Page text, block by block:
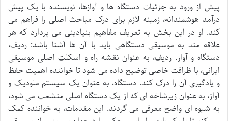
پیش از ورود به جزئیات دستگاه ها و آوازها، نویسنده با یک پیش
درآمد هوشمندانه، زمینه لازم برای درک مباحث اصلی را فراهم می
کند. او در این بخش به تعریف مفاهیم بنیادینی می پردازد که هر
علاقه مند به موسیقی دستگاهی باید با آن ها آشنا باشد: ردیف،
دستگاه و آواز. ردیف، به عنوان نقشه راه و اسکلت اصلی موسیقی
ایرانی، با ظرافت خاصی توضیح داده می شود تا خواننده اهمیت حفظ
و یادگیری آن را درک کند. دستگاه، به عنوان یک سیستم ملودیک و
آواز، به عنوان زیرشاخه ای که از یک دستگاه اصلی منشعب می شود،
به شیوه ای واضح معرفی می گردند. این مقدمات، به خواننده کمک